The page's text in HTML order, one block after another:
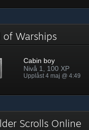
of Warships
Cabin boy
Nivå 1, 100 XP
Upplåst 4 maj @ 4:49
Scrolls Online